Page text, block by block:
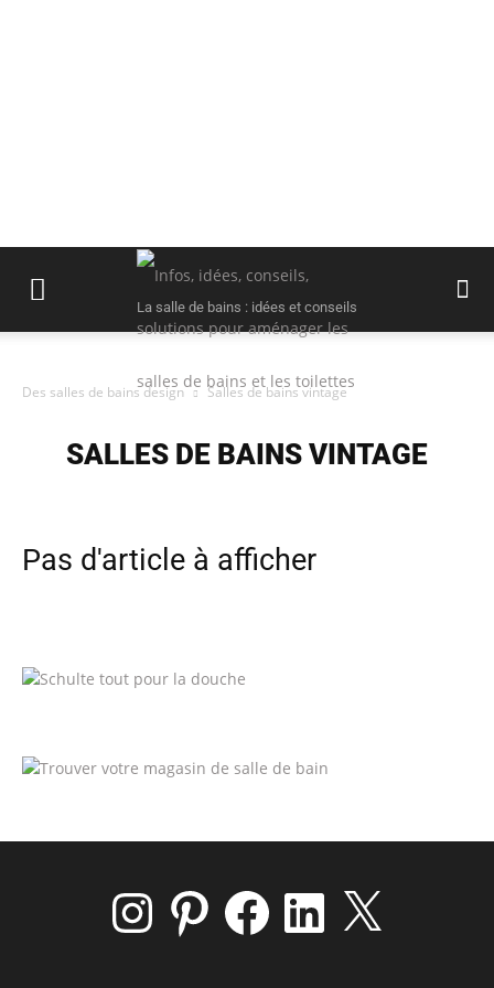
La salle de bains : idées et conseils
Des salles de bains design Salles de bains vintage
SALLES DE BAINS VINTAGE
Pas d'article à afficher
InstagramPinterest FacebookLinkedIn